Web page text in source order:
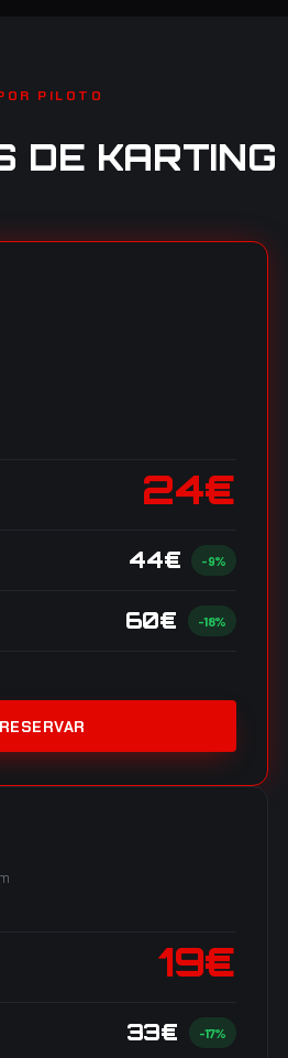
PILOTO
DE KARTING
24€
44€ -9%
60€ -18%
RESERVAR
19€
33€ -17%